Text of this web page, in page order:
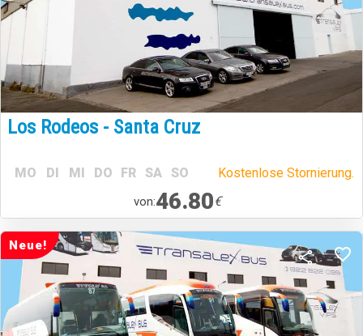
Los Rodeos - Santa Cruz
MO DI MI DO FR SA SO Kostenlose Stornierung.
von:46.80€
Neue!